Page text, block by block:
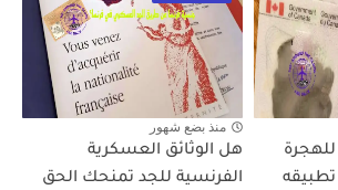
ما هو برنامج PSTQ للهجرة
تطبيقه
منذ بضع شهور
هل الوثائق العسكرية
الفرنسية للجد تمنحك الحق